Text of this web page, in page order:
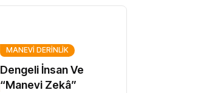
MANEVI DERINLIK
Dengeli İnsan Ve
“Manevi Zekâ”